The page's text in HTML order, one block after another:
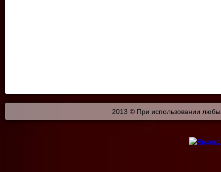
2013 © При использовании